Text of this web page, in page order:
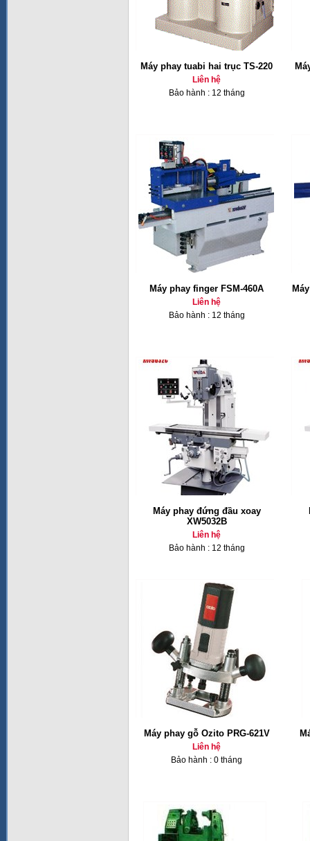
Máy phay tuabi hai trục TS-220
Liên hệ
Bảo hành : 12 tháng
Máy phay finger FSM-460A
Liên hệ
Bảo hành : 12 tháng
Máy phay đứng đầu xoay
XW5032B
Liên hệ
Bảo hành : 12 tháng
Máy phay gỗ Ozito PRG-621V
Liên hệ
Bảo hành : 0 tháng